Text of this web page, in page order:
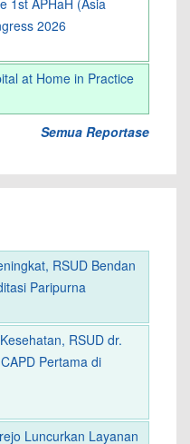
1st APHaH (Asia
2026
at Home in Practice
Semua Reportase
RSUD Bendan
Paripurna
RSUD dr.
Pertama di
Luncurkan Layanan